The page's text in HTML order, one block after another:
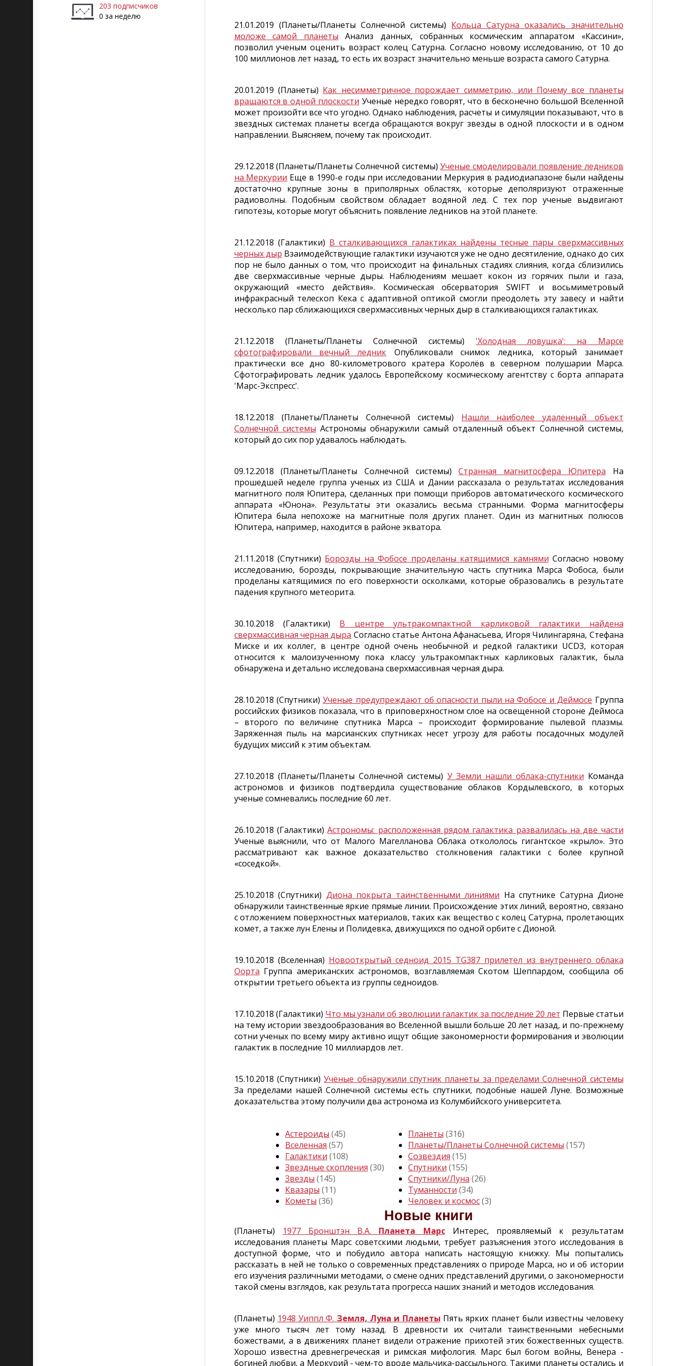
203 подписчиков
0 за неделю
21.01.2019 (Планеты/Планеты Солнечной системы) Кольца Сатурна оказались значительно
моложе самой планеты Анализ данных, собранных космическим аппаратом «Кассини»,
позволил ученым оценить возраст колец Сатурна. Согласно новому исследованию, от 10 до
100 миллионов лет назад, то есть их возраст значительно меньше возраста самого Сатурна.
20.01.2019 (Планеты) Как несимметричное порождает симметрию, или Почему все планеты
вращаются в одной плоскости Ученые нередко говорят, что в бесконечно большой Вселенной
может произойти все что угодно. Однако наблюдения, расчеты и симуляции показывают, что в
звездных системах планеты всегда обращаются вокруг звезды в одной плоскости и в одном
направлении. Выясняем, почему так происходит.
29.12.2018 (Планеты/Планеты Солнечной системы)Ученые смоделировали появление ледников
на Меркурии Еще в 1990-е годы при исследовании Меркурия в радиодиапазоне были найдены
достаточно крупные зоны в приполярных областях, которые деполяризуют отраженные
радиоволны. Подобным свойством обладает водяной лед. С тех пор ученые выдвигают
гипотезы, которые могут объяснить появление ледников на этой планете.
21.12.2018 (Галактики) В сталкивающихся галактиках найдены тесные пары сверхмассивных
черных дыр Взаимодействующие галактики изучаются уже не одно десятиление, однако до сих
пор не было данных о том, что происходит на финальных стадиях слияния, когда сблизились
две сверхмассивные черные дыры. Наблюдениям мешает кокон из горячих пыли и газа,
окружающий «место действия». Космическая обсерватория SWIFT и восьмиметровый
инфракрасный телескоп Кека с адаптивной оптикой смогли преодолеть эту завесу и найти
несколько пар сближающихся сверхмассивных черных дыр в сталкивающихся галактиках.
21.12.2018 (Планеты/Планеты Солнечной системы) 'Холодная ловушка': на Марсе
сфотографировали вечный ледник Опубликовали снимок ледника, который занимает
практически все дно 80-километрового кратера Королёв в северном полушарии Марса.
Сфотографировать ледник удалось Европейскому космическому агентству с борта аппарата
'Марс-Экспресс'.
18.12.2018 (Планеты/Планеты Солнечной системы) Нашли наиболее удаленный объект
Солнечной системы Астрономы обнаружили самый отдаленный объект Солнечной системы,
который до сих пор удавалось наблюдать.
09.12.2018 (Планеты/Планеты Солнечной системы)Странная магнитосфера Юпитера На
прошедшей неделе группа ученых из США и Дании рассказала о результатах исследования
магнитного поля Юпитера, сделанных при помощи приборов автоматического космического
аппарата «Юнона». Результаты эти оказались весьма странными. Форма магнитосферы
Юпитера была непохоже на магнитные поля других планет. Один из магнитных полюсов
Юпитера, например, находится в районе экватора.
21.11.2018 (Спутники) Борозды на Фобосе проделаны катящимися камнями Согласно новому
исследованию, борозды, покрывающие значительную часть спутника Марса Фобоса, были
проделаны катящимися по его поверхности осколками, которые образовались в результате
падения крупного метеорита.
30.10.2018 (Галактики) В центре ультракомпактной карликовой галактики найдена
сверхмассивная черная дыра Согласно статье Антона Афанасьева, Игоря Чилингаряна, Стефана
Миске и их коллег, в центре одной очень необычной и редкой галактики UCD3, которая
относится к малоизученному пока классу ультракомпактных карликовых галактик, была
обнаружена и детально исследована сверхмассивная черная дыра.
28.10.2018 (Спутники)Ученые предупреждают об опасности пыли на Фобосе и Деймосе Группа
российских физиков показала, что в приповерхностном слое на освещенной стороне Деймоса
– второго по величине спутника Марса – происходит формирование пылевой плазмы.
Заряженная пыль на марсианских спутниках несет угрозу для работы посадочных модулей
будущих миссий к этим объектам.
27.10.2018 (Планеты/Планеты Солнечной системы) У Земли нашли облака-спутники Команда
астрономов и физиков подтвердила существование облаков Кордылевского, в которых
ученые сомневались последние 60 лет.
26.10.2018 (Галактики)Астрономы: расположенная рядом галактика развалилась на две части
Ученые выяснили, что от Малого Магелланова Облака откололось гигантское «крыло». Это
рассматривают как важное доказательство столкновения галактики с более крупной
«соседкой».
25.10.2018 (Спутники) Диона покрыта таинственными линиями На спутнике Сатурна Дионе
обнаружили таинственные яркие прямые линии. Происхождение этих линий, вероятно, связано
с отложением поверхностных материалов, таких как вещество с колец Сатурна, пролетающих
комет, а также лун Елены и Полидевка, движущихся по одной орбите с Дионой.
19.10.2018 (Вселенная) Новооткрытый седноид 2015 TG387 прилетел из внутреннего облака
Оорта Группа американских астрономов, возглавляемая Скотом Шеппардом, сообщила об
открытии третьего объекта из группы седноидов.
17.10.2018 (Галактики) Что мы узнали об эволюции галактик за последние 20 лет Первые статьи
на тему истории звездообразования во Вселенной вышли больше 20 лет назад, и по-прежнему
сотни ученых по всему миру активно ищут общие закономерности формирования и эволюции
галактик в последние 10 миллиардов лет.
15.10.2018 (Спутники)Учёные обнаружили спутник планеты за пределами Солнечной системы
За пределами нашей Солнечной системы есть спутники, подобные нашей Луне. Возможные
доказательства этому получили два астронома из Колумбийского университета.
Астероиды (45)
Вселенная (57)
Галактики (108)
Звездные скопления (30)
Звезды (145)
Квазары (11)
Кометы (36)
Планеты (316)
Планеты/Планеты Солнечной системы (157)
Созвездия (15)
Спутники (155)
Спутники/Луна (26)
Туманности (34)
Человек и космос(3)
Новые книги
(Планеты) 1977 Бронштэн В.А. Планета МарсИнтерес, проявляемый к результатам
исследования планеты Марс советскими людьми, требует разъяснения этого исследования в
доступной форме, что и побудило автора написать настоящую книжку. Мы попытались
рассказать в ней не только о современных представлениях о природе Марса, но и об истории
его изучения различными методами, о смене одних представлений другими, о закономерности
такой смены взглядов, как результата прогресса наших знаний и методов исследования.
(Планеты) 1948 Уиппл Ф. Земля, Луна и Планеты Пять ярких планет были известны человеку
уже много тысяч лет тому назад. В древности их считали таинственными небесными
божествами, а в движениях планет видели отражение прихотей этих божественных существ.
Хорошо известна древнегреческая и римская мифология. Марс был богом войны, Венера -
богиней любви, а Меркурий - чем-то вроде мальчика-рассыльного. Такими планеты остались и